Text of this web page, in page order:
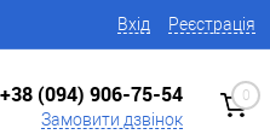
Вхід Реєстрація
+38 (094) 906-75-54
Замовити дзвінок
0